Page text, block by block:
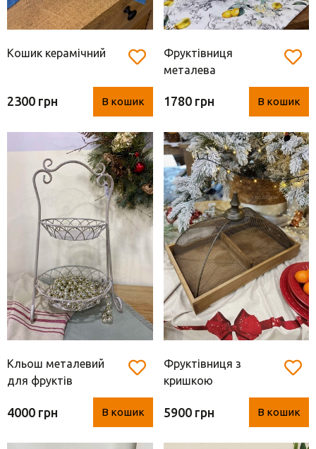
Кошик керамічний
2300 грн В кошик
Фруктівниця
металева
1780 грн В кошик
Кльош металевий
для фруктів
4000 грн В кошик
Фруктівниця з
кришкою
5900 грн В кошик